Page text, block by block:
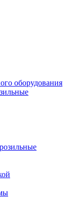
оборудования